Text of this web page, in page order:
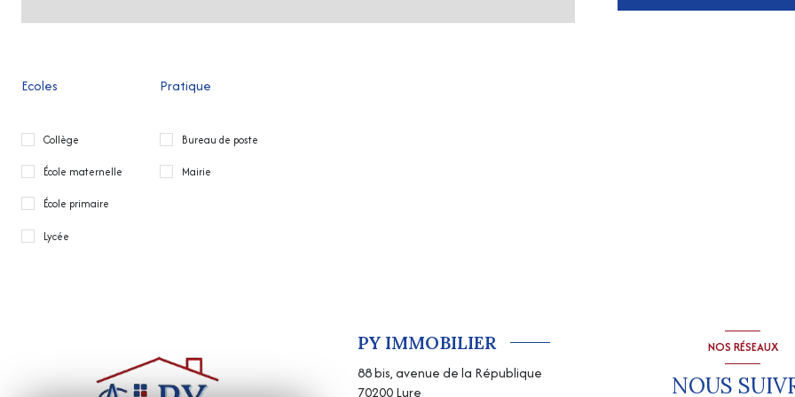
Ecoles
Collège
École maternelle
École primaire
Lycée
Pratique
Bureau de poste
Mairie
PY IMMOBILIER
88 bis, avenue de la République
70200Lure
NOS RÉSEAUX
NOUS